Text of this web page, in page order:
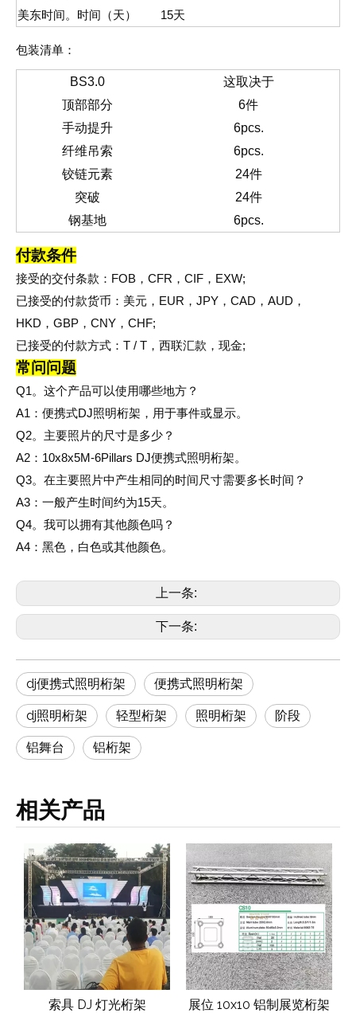
美东时间。时间（天）
15天
包装清单：
BS3.0
这取决于
顶部部分
6件
手动提升
6pcs.
纤维吊索
6pcs.
铰链元素
24件
突破
24件
钢基地
6pcs.
付款条件
接受的交付条款：FOB，CFR，CIF，EXW;
已接受的付款货币：美元，EUR，JPY，CAD，AUD，
HKD，GBP，CNY，CHF;
已接受的付款方式：T / T，西联汇款，现金;
常问问题
Q1。这个产品可以使用哪些地方？
A1：便携式DJ照明桁架，用于事件或显示。
Q2。主要照片的尺寸是多少？
A2：10x8x5M-6Pillars DJ便携式照明桁架。
Q3。在主要照片中产生相同的时间尺寸需要多长时间？
A3：一般产生时间约为15天。
Q4。我可以拥有其他颜色吗？
A4：黑色，白色或其他颜色。
上一条:
下一条:
dj便携式照明桁架 便携式照明桁架
dj照明桁架 轻型桁架 照明桁架 阶段
铝舞台 铝桁架
相关产品
索具 DJ 灯光桁架 展位 10x10 铝制展览桁架